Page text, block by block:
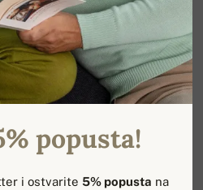
popusta!
i ostvarite5% popusta na